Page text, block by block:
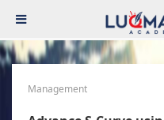
Management